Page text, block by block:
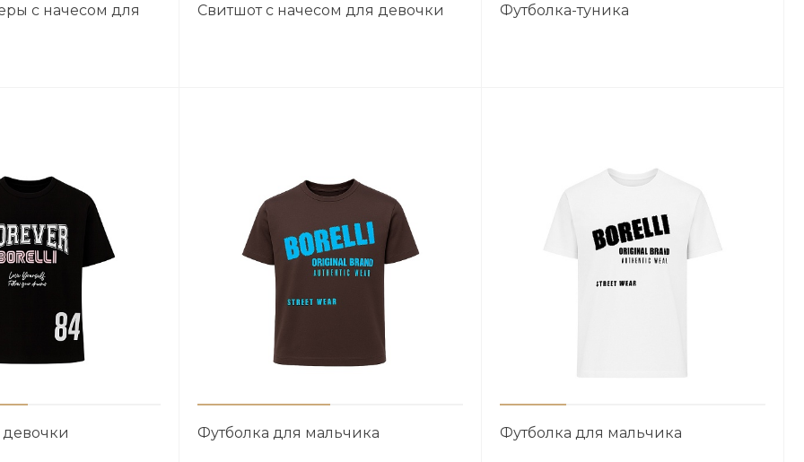
с начесом для
Свитшот с начесом для девочки Футболка-туника
Футболка для мальчика Футболка для мальчика